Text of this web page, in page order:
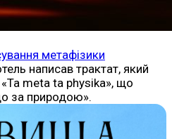
метафізики
написав трактат, який
meta ta physika», що
за природою».